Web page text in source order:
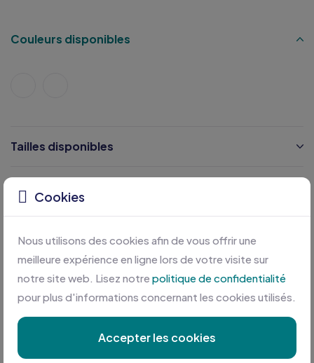
Couleurs disponibles
Tailles disponibles
Cookies
Nous utilisons des cookies afin de vous offrir une
meilleure expérience en ligne lors de votre visite sur
notre site web. Lisez notre politique de confidentialité
pour plus d'informations concernant les cookies utilisés.
Accepter les cookies